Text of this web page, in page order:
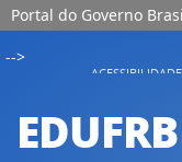
Portal do Governo
-->
ACESSIBILIDADE
EDUFRB